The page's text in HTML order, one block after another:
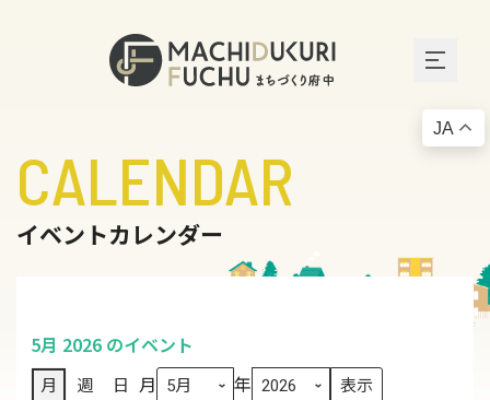
CALENDAR
イベントカレンダー
5月 2026 のイベント
月 週 日 月 年
JA